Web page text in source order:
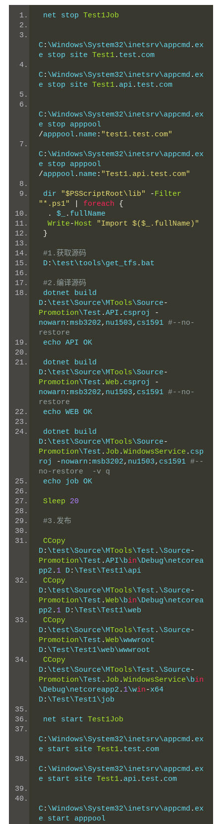
net stop Test1Job
C: \Windows\System32\inetsrv\appcmd . ex
e stop site Test1. test . com
C: \Windows\System32\inetsrv\appcmd . ex
e stop site Test1. api. test . com
C: \Windows\System32\inetsrv\appcmd . ex
/apppool. name : "test1.test.com"
C: \Windows\System32\inetsrv\appcmd . ex
/apppool. name : "Test1.api.test.com"
dir "$PSScriptRoot\lib" -Filter
"*.ps1"
foreach
{
.
$_ . fullName
Write-Host
"Import $($_.fullName)"
}
#1.获取源码
D: \test\tools\get_tfs . bat
#2.编译源码
D: \test\Source\MTools\Source-
Promotion\Test .API . csproj
-
nowarn :msb3202, nu1503, cs1591 #--no-
restore
echo API OK
D: \test\Source\MTools\Source-
Promotion\Test .Web . csproj
-
nowarn :msb3202, nu1503, cs1591 #--no-
restore
echo WEB OK
D: \test\Source\MTools\Source-
Promotion\Test . Job .WindowsService . csp
roj
-nowarn :msb3202, nu1503, cs1591 #--
no-restore  -v q
echo job OK
Sleep 20
#3.发布
CCopy
D: \test\Source\MTools\Test . \Source-
Promotion\Test .API\bin\Debug\netcorea
pp2 . 1 D: \Test\Test1\api
CCopy
D: \test\Source\MTools\Test . \Source-
Promotion\Test .Web\bin\Debug\netcorea
pp2 . 1 D: \Test\Test1\web
CCopy
D: \test\Source\MTools\Test . \Source-
Promotion\Test .Web\wwwroot
D: \Test\Test1\web\wwwroot
CCopy
D: \test\Source\MTools\Test . \Source-
Promotion\Test . Job .WindowsService\bin
\Debug\netcoreapp2 . 1\win-x64
D: \Test\Test1\job
net start Test1Job
C: \Windows\System32\inetsrv\appcmd . ex
e start site Test1. test . com
C: \Windows\System32\inetsrv\appcmd . ex
e start site Test1. api. test . com
C: \Windows\System32\inetsrv\appcmd . ex